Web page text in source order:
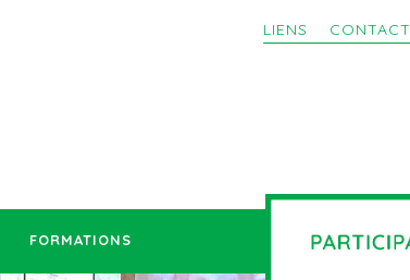
LIENS CONTACT
FORMATIONS